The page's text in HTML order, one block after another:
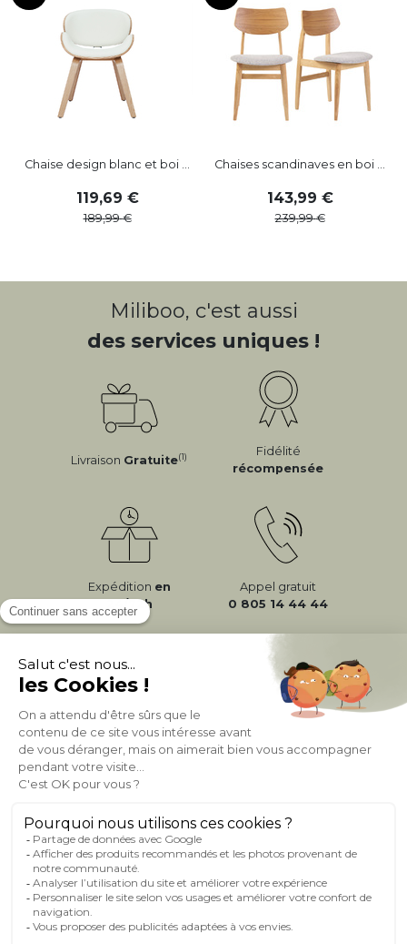
Chaise design blanc et boi ...
119,69
189,99
Chaises scandinaves en boi ...
143,99
239,99
Miliboo, c'est aussi
des services uniques !
Livraison Gratuite(1)
Fidélité
récompensée
Expédition en
24/72h
Appel gratuit
0 805 14 44 44
À PROPOS DE MILIBOO
AIDE & CONTACT